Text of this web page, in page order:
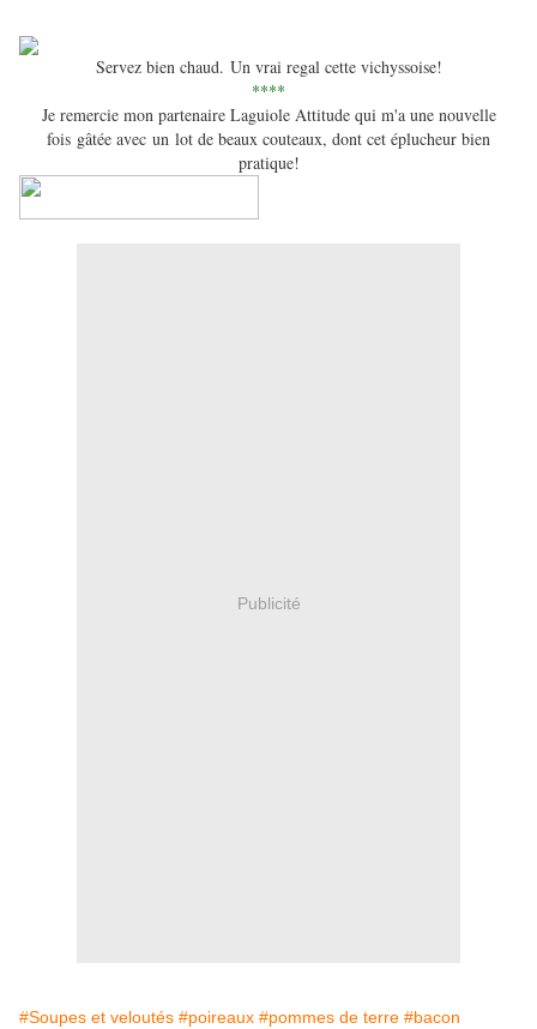
Servez bien chaud. Un vrai regal cette vichyssoise!
****
Je remercie mon partenaire Laguiole Attitude qui m'a une nouvelle
fois gâtée avec un lot de beaux couteaux, dont cet éplucheur bien
pratique!
Publicité
#Soupes et veloutés #poireaux #pommes de terre #bacon